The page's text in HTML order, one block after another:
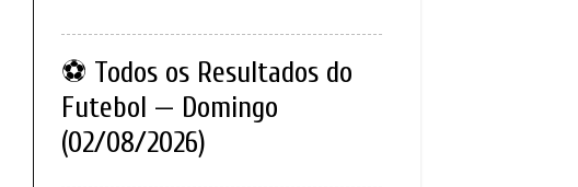
⚽ Todos os Resultados do
Futebol — Domingo
(02/08/2026)